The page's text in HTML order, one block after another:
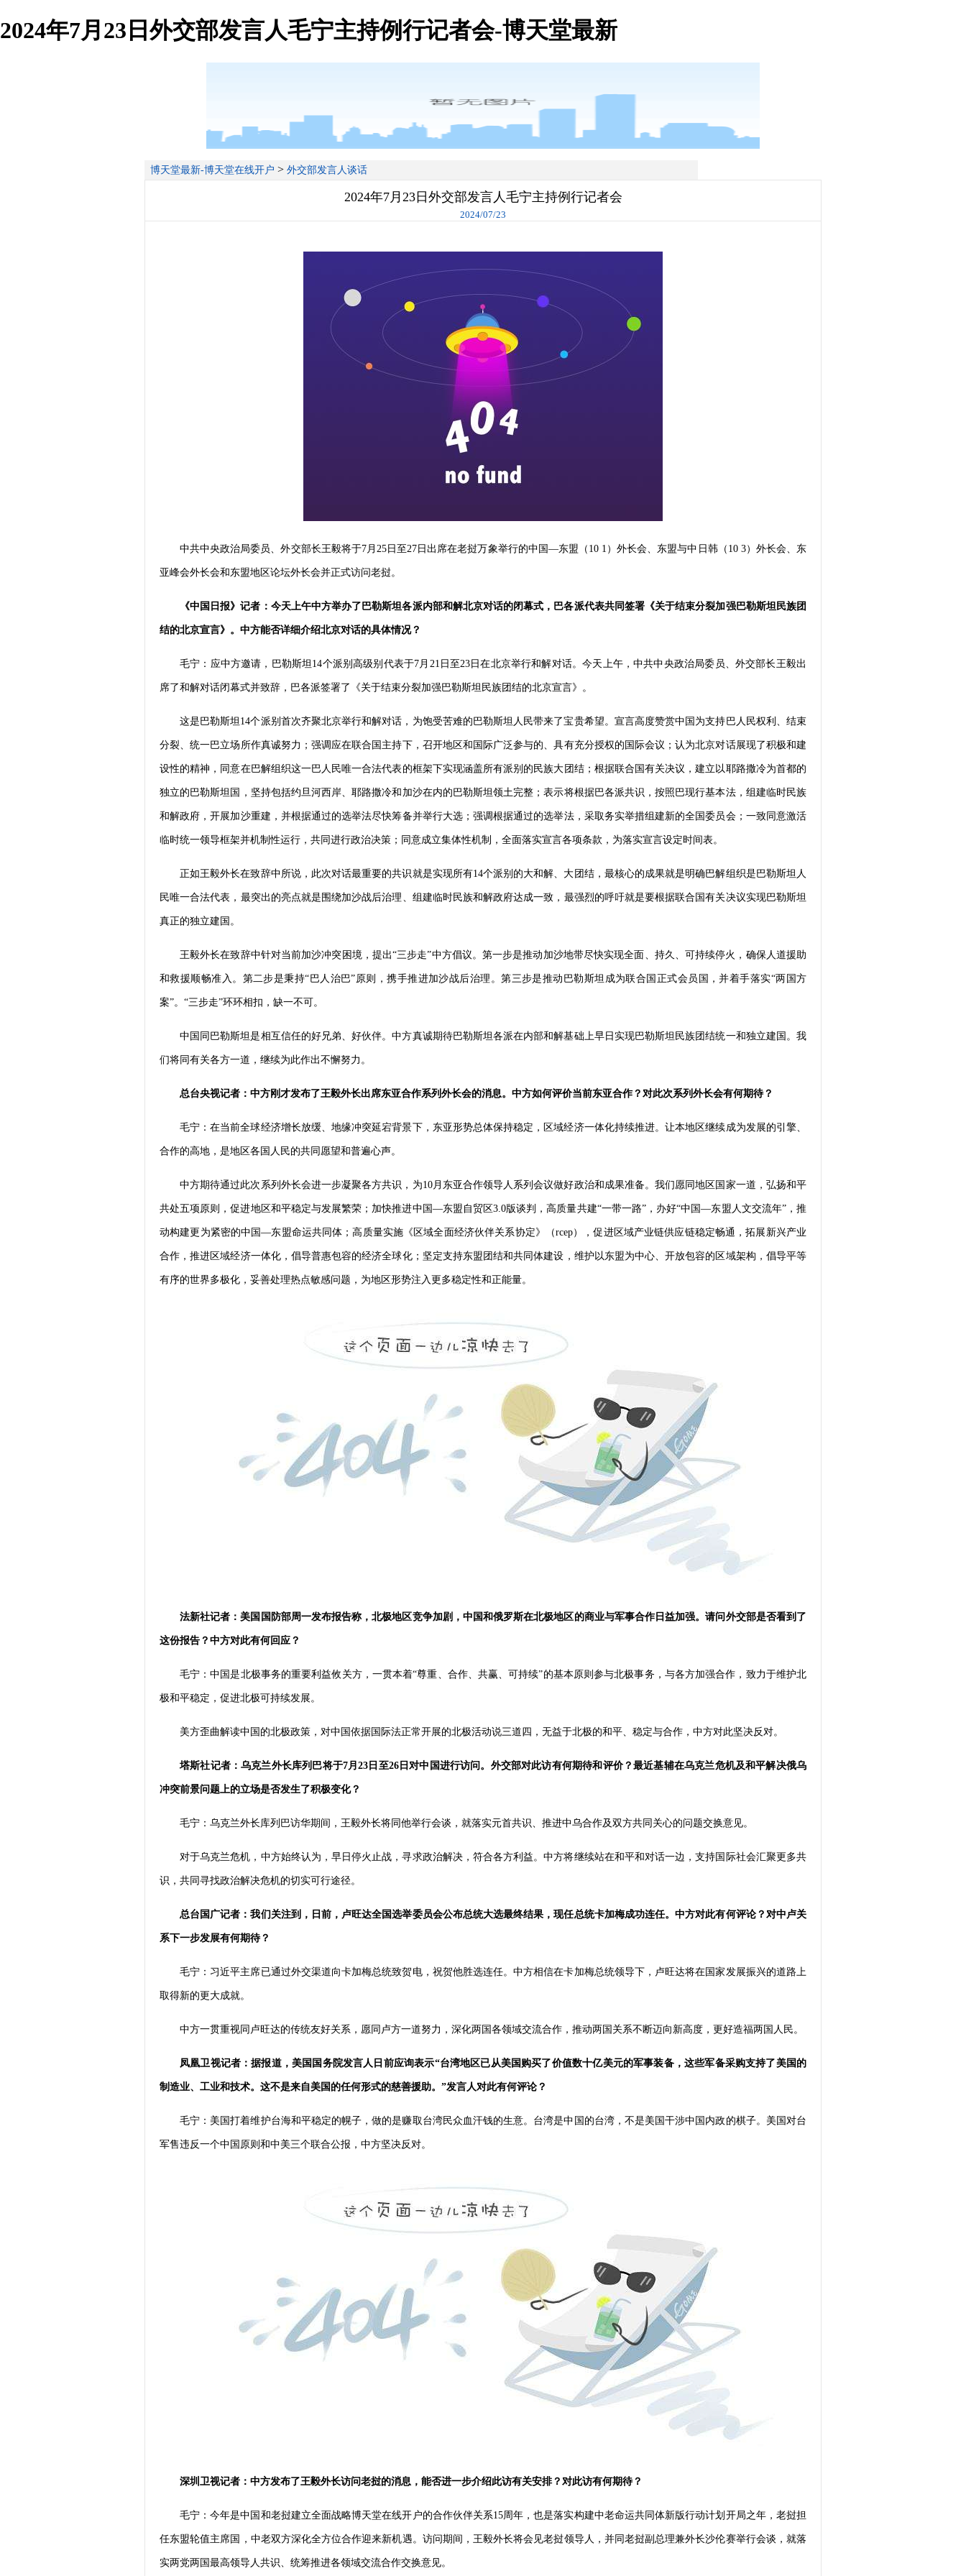
2024年7月23日外交部发言人毛宁主持例行记者会-博天堂最新
博天堂最新-博天堂在线开户 > 外交部发言人谈话
2024年7月23日外交部发言人毛宁主持例行记者会
2024/07/23
中共中央政治局委员、外交部长王毅将于7月25日至27日出席在老挝万象举行的中国—东盟（10 1）外长会、东盟与中日韩（10 3）外长会、东
亚峰会外长会和东盟地区论坛外长会并正式访问老挝。
《中国日报》记者：今天上午中方举办了巴勒斯坦各派内部和解北京对话的闭幕式，巴各派代表共同签署《关于结束分裂加强巴勒斯坦民族团
结的北京宣言》。中方能否详细介绍北京对话的具体情况？
毛宁：应中方邀请，巴勒斯坦14个派别高级别代表于7月21日至23日在北京举行和解对话。今天上午，中共中央政治局委员、外交部长王毅出
席了和解对话闭幕式并致辞，巴各派签署了《关于结束分裂加强巴勒斯坦民族团结的北京宣言》。
这是巴勒斯坦14个派别首次齐聚北京举行和解对话，为饱受苦难的巴勒斯坦人民带来了宝贵希望。宣言高度赞赏中国为支持巴人民权利、结束
分裂、统一巴立场所作真诚努力；强调应在联合国主持下，召开地区和国际广泛参与的、具有充分授权的国际会议；认为北京对话展现了积极和建
设性的精神，同意在巴解组织这一巴人民唯一合法代表的框架下实现涵盖所有派别的民族大团结；根据联合国有关决议，建立以耶路撒冷为首都的
独立的巴勒斯坦国，坚持包括约旦河西岸、耶路撒冷和加沙在内的巴勒斯坦领土完整；表示将根据巴各派共识，按照巴现行基本法，组建临时民族
和解政府，开展加沙重建，并根据通过的选举法尽快筹备并举行大选；强调根据通过的选举法，采取务实举措组建新的全国委员会；一致同意激活
临时统一领导框架并机制性运行，共同进行政治决策；同意成立集体性机制，全面落实宣言各项条款，为落实宣言设定时间表。
正如王毅外长在致辞中所说，此次对话最重要的共识就是实现所有14个派别的大和解、大团结，最核心的成果就是明确巴解组织是巴勒斯坦人
民唯一合法代表，最突出的亮点就是围绕加沙战后治理、组建临时民族和解政府达成一致，最强烈的呼吁就是要根据联合国有关决议实现巴勒斯坦
真正的独立建国。
王毅外长在致辞中针对当前加沙冲突困境，提出“三步走”中方倡议。第一步是推动加沙地带尽快实现全面、持久、可持续停火，确保人道援助
和救援顺畅准入。第二步是秉持“巴人治巴”原则，携手推进加沙战后治理。第三步是推动巴勒斯坦成为联合国正式会员国，并着手落实“两国方
案”。“三步走”环环相扣，缺一不可。
中国同巴勒斯坦是相互信任的好兄弟、好伙伴。中方真诚期待巴勒斯坦各派在内部和解基础上早日实现巴勒斯坦民族团结统一和独立建国。我
们将同有关各方一道，继续为此作出不懈努力。
总台央视记者：中方刚才发布了王毅外长出席东亚合作系列外长会的消息。中方如何评价当前东亚合作？对此次系列外长会有何期待？
毛宁：在当前全球经济增长放缓、地缘冲突延宕背景下，东亚形势总体保持稳定，区域经济一体化持续推进。让本地区继续成为发展的引擎、
合作的高地，是地区各国人民的共同愿望和普遍心声。
中方期待通过此次系列外长会进一步凝聚各方共识，为10月东亚合作领导人系列会议做好政治和成果准备。我们愿同地区国家一道，弘扬和平
共处五项原则，促进地区和平稳定与发展繁荣；加快推进中国—东盟自贸区3.0版谈判，高质量共建“一带一路”，办好“中国—东盟人文交流年”，推
动构建更为紧密的中国—东盟命运共同体；高质量实施《区域全面经济伙伴关系协定》（rcep），促进区域产业链供应链稳定畅通，拓展新兴产业
合作，推进区域经济一体化，倡导普惠包容的经济全球化；坚定支持东盟团结和共同体建设，维护以东盟为中心、开放包容的区域架构，倡导平等
有序的世界多极化，妥善处理热点敏感问题，为地区形势注入更多稳定性和正能量。
法新社记者：美国国防部周一发布报告称，北极地区竞争加剧，中国和俄罗斯在北极地区的商业与军事合作日益加强。请问外交部是否看到了
这份报告？中方对此有何回应？
毛宁：中国是北极事务的重要利益攸关方，一贯本着“尊重、合作、共赢、可持续”的基本原则参与北极事务，与各方加强合作，致力于维护北
极和平稳定，促进北极可持续发展。
美方歪曲解读中国的北极政策，对中国依据国际法正常开展的北极活动说三道四，无益于北极的和平、稳定与合作，中方对此坚决反对。
塔斯社记者：乌克兰外长库列巴将于7月23日至26日对中国进行访问。外交部对此访有何期待和评价？最近基辅在乌克兰危机及和平解决俄乌
冲突前景问题上的立场是否发生了积极变化？
毛宁：乌克兰外长库列巴访华期间，王毅外长将同他举行会谈，就落实元首共识、推进中乌合作及双方共同关心的问题交换意见。
对于乌克兰危机，中方始终认为，早日停火止战，寻求政治解决，符合各方利益。中方将继续站在和平和对话一边，支持国际社会汇聚更多共
识，共同寻找政治解决危机的切实可行途径。
总台国广记者：我们关注到，日前，卢旺达全国选举委员会公布总统大选最终结果，现任总统卡加梅成功连任。中方对此有何评论？对中卢关
系下一步发展有何期待？
毛宁：习近平主席已通过外交渠道向卡加梅总统致贺电，祝贺他胜选连任。中方相信在卡加梅总统领导下，卢旺达将在国家发展振兴的道路上
取得新的更大成就。
中方一贯重视同卢旺达的传统友好关系，愿同卢方一道努力，深化两国各领域交流合作，推动两国关系不断迈向新高度，更好造福两国人民。
凤凰卫视记者：据报道，美国国务院发言人日前应询表示“台湾地区已从美国购买了价值数十亿美元的军事装备，这些军备采购支持了美国的
制造业、工业和技术。这不是来自美国的任何形式的慈善援助。”发言人对此有何评论？
毛宁：美国打着维护台海和平稳定的幌子，做的是赚取台湾民众血汗钱的生意。台湾是中国的台湾，不是美国干涉中国内政的棋子。美国对台
军售违反一个中国原则和中美三个联合公报，中方坚决反对。
深圳卫视记者：中方发布了王毅外长访问老挝的消息，能否进一步介绍此访有关安排？对此访有何期待？
毛宁：今年是中国和老挝建立全面战略博天堂在线开户的合作伙伴关系15周年，也是落实构建中老命运共同体新版行动计划开局之年，老挝担
任东盟轮值主席国，中老双方深化全方位合作迎来新机遇。访问期间，王毅外长将会见老挝领导人，并同老挝副总理兼外长沙伦赛举行会谈，就落
实两党两国最高领导人共识、统筹推进各领域交流合作交换意见。